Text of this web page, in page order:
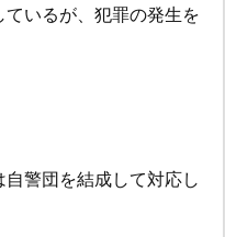
いるが、犯罪の発生を
警団を結成して対応し